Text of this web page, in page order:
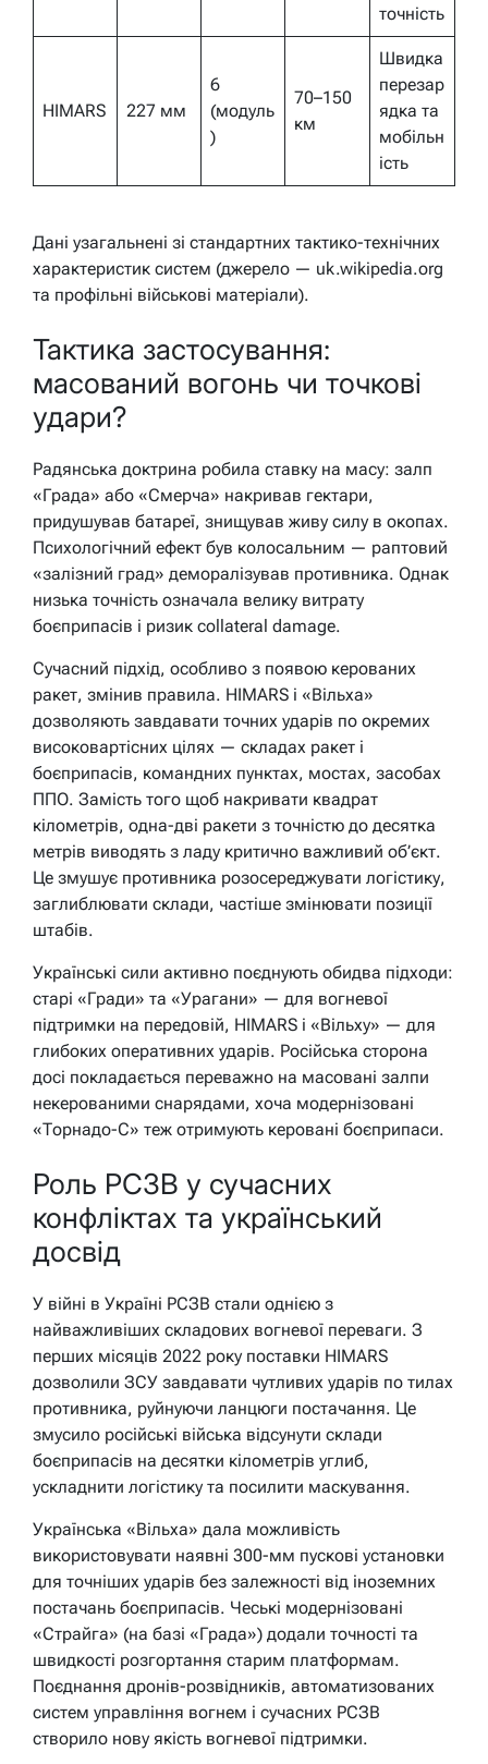
точність
HIMARS 227 мм
6
(модуль
)
70–150
км
Швидка
перезар
ядка та
мобільн
ість
Дані узагальнені зі стандартних тактико-технічних
характеристик систем (джерело — uk.wikipedia.org
та профільні військові матеріали).
Тактика застосування:
масований вогонь чи точкові
удари?
Радянська доктрина робила ставку на масу: залп
«Града» або «Смерча» накривав гектари,
придушував батареї, знищував живу силу в окопах.
Психологічний ефект був колосальним — раптовий
«залізний град» деморалізував противника. Однак
низька точність означала велику витрату
боєприпасів і ризик collateral damage.
Сучасний підхід, особливо з появою керованих
ракет, змінив правила. HIMARS і «Вільха»
дозволяють завдавати точних ударів по окремих
високовартісних цілях — складах ракет і
боєприпасів, командних пунктах, мостах, засобах
ППО. Замість того щоб накривати квадрат
кілометрів, одна-дві ракети з точністю до десятка
метрів виводять з ладу критично важливий об’єкт.
Це змушує противника розосереджувати логістику,
заглиблювати склади, частіше змінювати позиції
штабів.
Українські сили активно поєднують обидва підходи:
старі «Гради» та «Урагани» — для вогневої
підтримки на передовій, HIMARS і «Вільху» — для
глибоких оперативних ударів. Російська сторона
досі покладається переважно на масовані залпи
некерованими снарядами, хоча модернізовані
«Торнадо-С» теж отримують керовані боєприпаси.
Роль РСЗВ у сучасних
конфліктах та український
досвід
У війні в Україні РСЗВ стали однією з
найважливіших складових вогневої переваги. З
перших місяців 2022 року поставки HIMARS
дозволили ЗСУ завдавати чутливих ударів по тилах
противника, руйнуючи ланцюги постачання. Це
змусило російські війська відсунути склади
боєприпасів на десятки кілометрів углиб,
ускладнити логістику та посилити маскування.
Українська «Вільха» дала можливість
використовувати наявні 300-мм пускові установки
для точніших ударів без залежності від іноземних
постачань боєприпасів. Чеські модернізовані
«Страйга» (на базі «Града») додали точності та
швидкості розгортання старим платформам.
Поєднання дронів-розвідників, автоматизованих
систем управління вогнем і сучасних РСЗВ
створило нову якість вогневої підтримки.